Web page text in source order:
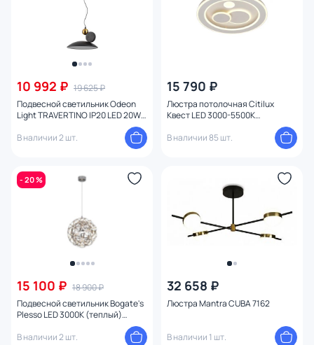
10 992 ₽ 19 625 ₽
Подвесной светильник Odeon
Light TRAVERTINO IP20 LED 20W
В наличии 2 шт.
15 790 ₽
Люстра потолочная Citilux
Квест LED 3000-5500К
(теплый,белый,холодный) 80W
CL739170
В наличии 85 шт.
- 20 %
15 100 ₽ 18 900 ₽
Подвесной светильник Bogate's
Plesso LED 3000К (теплый)
В наличии 2 шт.
32 658 ₽
Люстра Mantra CUBA 7162
В наличии 1 шт.